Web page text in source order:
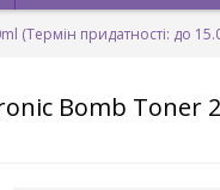
(Термін придатності: до
Bomb Toner